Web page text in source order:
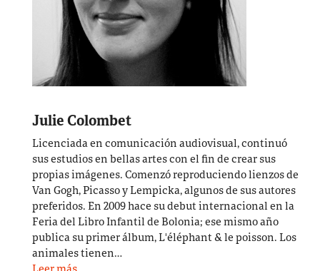
Julie Colombet
Licenciada en comunicación audiovisual, continuó
sus estudios en bellas artes con el fin de crear sus
propias imágenes. Comenzó reproduciendo lienzos de
Van Gogh, Picasso y Lempicka, algunos de sus autores
preferidos. En 2009 hace su debut internacional en la
Feria del Libro Infantil de Bolonia; ese mismo año
publica su primer álbum, L'éléphant & le poisson. Los
animales tienen…